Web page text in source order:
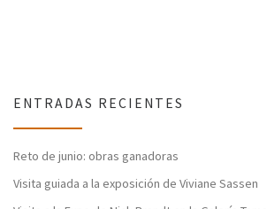
ENTRADAS RECIENTES
Reto de junio: obras ganadoras
Visita guiada a la exposición de Viviane Sassen